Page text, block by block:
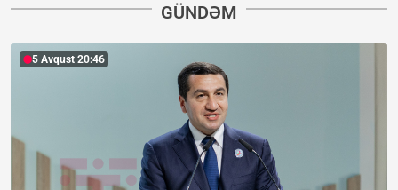
GÜNDƏM
5 Avqust 20:46